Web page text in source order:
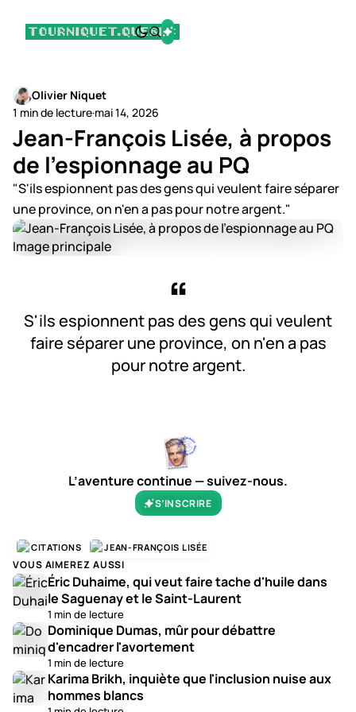
Olivier Niquet
1 min de lecture·mai 14, 2026
Jean-François Lisée, à propos
de l'espionnage au PQ
"S'ils espionnent pas des gens qui veulent faire séparer
une province, on n'en a pas pour notre argent."
S'ils espionnent pas des gens qui veulent
faire séparer une province, on n'en a pas
pour notre argent.
L’aventure continue — suivez-nous.
S’INSCRIRE
CITATIONS JEAN-FRANÇOIS LISÉE
VOUS AIMEREZ AUSSI
Éric Duhaime, qui veut faire tache d'huile dans
le Saguenay et le Saint-Laurent
1 min de lecture
Dominique Dumas, mûr pour débattre
d'encadrer l'avortement
1 min de lecture
Karima Brikh, inquiète que l'inclusion nuise aux
hommes blancs